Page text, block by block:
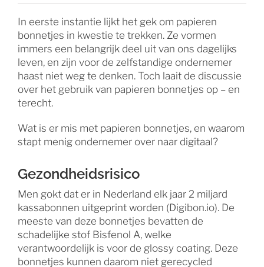
In eerste instantie lijkt het gek om papieren
bonnetjes in kwestie te trekken. Ze vormen
immers een belangrijk deel uit van ons dagelijks
leven, en zijn voor de zelfstandige ondernemer
haast niet weg te denken. Toch laait de discussie
over het gebruik van papieren bonnetjes op – en
terecht.
Wat is er mis met papieren bonnetjes, en waarom
stapt menig ondernemer over naar digitaal?
Gezondheidsrisico
Men gokt dat er in Nederland elk jaar 2 miljard
kassabonnen uitgeprint worden (Digibon.io). De
meeste van deze bonnetjes bevatten de
schadelijke stof Bisfenol A, welke
verantwoordelijk is voor de glossy coating. Deze
bonnetjes kunnen daarom niet gerecycled